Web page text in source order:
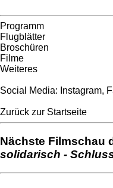
Programm
Flugblätter
Broschüren
Filme
Weiteres
Social Media: Instagram,
Zurück zur Startseite
Nächste Filmschau
solidarisch -